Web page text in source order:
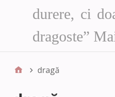
durere, ci
dragoste”
dragă